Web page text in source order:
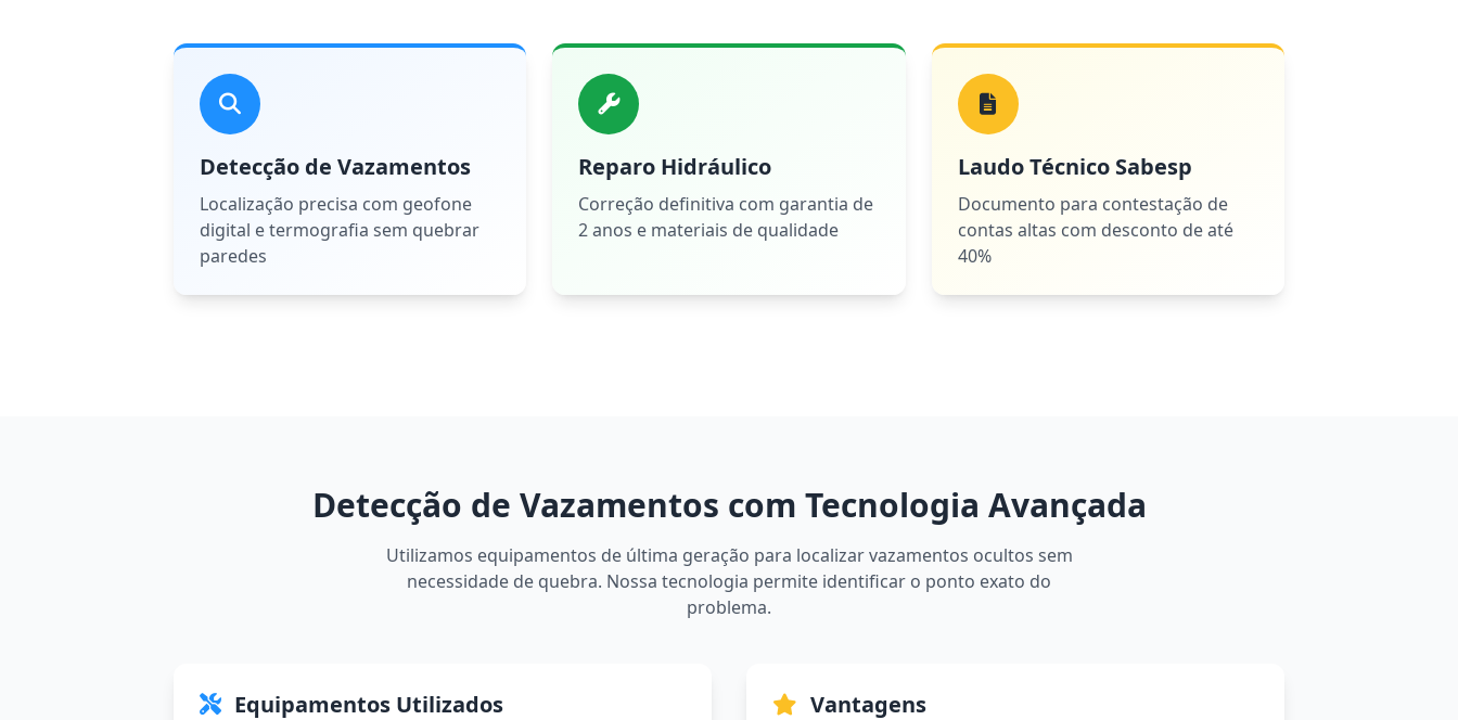
Detecção de Vazamentos
Localização precisa com geofone
digital e termografia sem quebrar
paredes
Reparo Hidráulico
Correção definitiva com garantia de
2 anos e materiais de qualidade
Laudo Técnico Sabesp
Documento para contestação de
contas altas com desconto de até
40%
Detecção de Vazamentos com Tecnologia Avançada
Utilizamos equipamentos de última geração para localizar vazamentos ocultos sem
necessidade de quebra. Nossa tecnologia permite identificar o ponto exato do
problema.
Equipamentos Utilizados Vantagens